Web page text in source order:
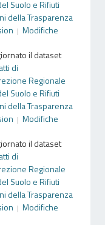
Suolo e Rifiuti
della Trasparenza
| Modifiche
il dataset
di
Regionale
Suolo e Rifiuti
della Trasparenza
| Modifiche
il dataset
di
Regionale
Suolo e Rifiuti
della Trasparenza
| Modifiche